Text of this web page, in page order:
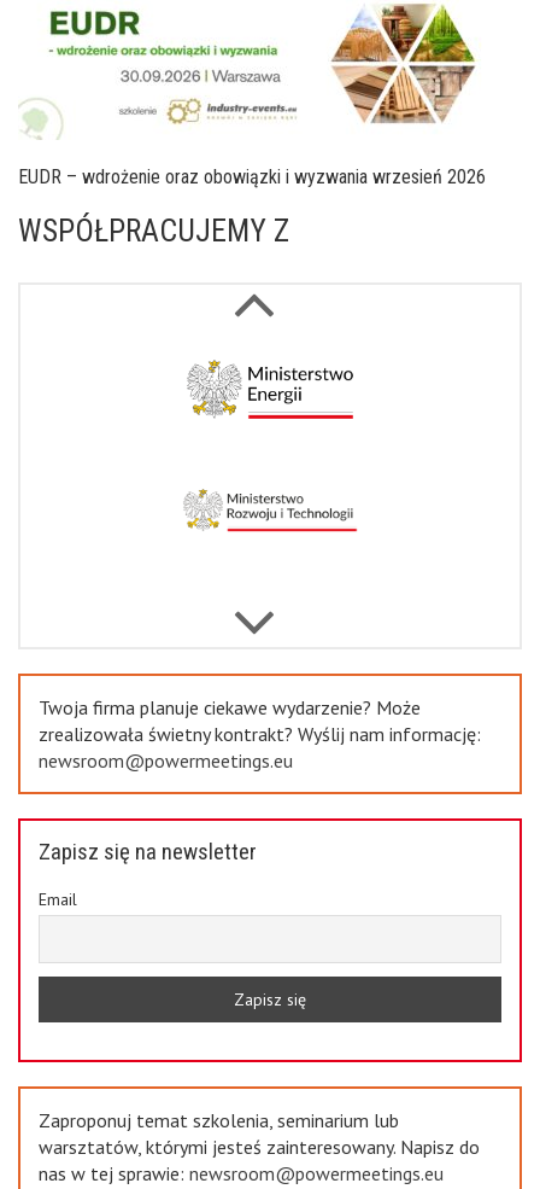
EUDR – wdrożenie oraz obowiązki i wyzwania wrzesień 2026
WSPÓŁPRACUJEMY Z
Twoja firma planuje ciekawe wydarzenie? Może
zrealizowała świetny kontrakt? Wyślij nam informację:
newsroom@powermeetings.eu
Zapisz się na newsletter
Email
Zaproponuj temat szkolenia, seminarium lub
warsztatów, którymi jesteś zainteresowany. Napisz do
nas w tej sprawie: newsroom@powermeetings.eu